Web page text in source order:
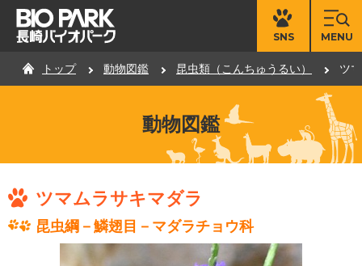
SNS MENU
トップ 動物図鑑 昆虫類（こんちゅうるい） ツ
動物図鑑
ツマムラサキマダラ
昆虫綱－鱗翅目－マダラチョウ科